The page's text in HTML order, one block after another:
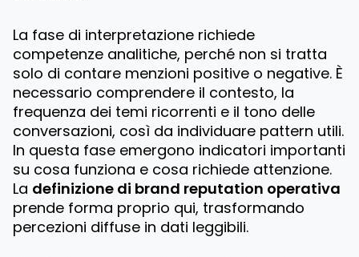
La fase di interpretazione richiede
competenze analitiche, perché non si tratta
solo di contare menzioni positive o negative. È
necessario comprendere il contesto, la
frequenza dei temi ricorrenti e il tono delle
conversazioni, così da individuare pattern utili.
In questa fase emergono indicatori importanti
su cosa funziona e cosa richiede attenzione.
La definizione di brand reputation operativa
prende forma proprio qui, trasformando
percezioni diffuse in dati leggibili.